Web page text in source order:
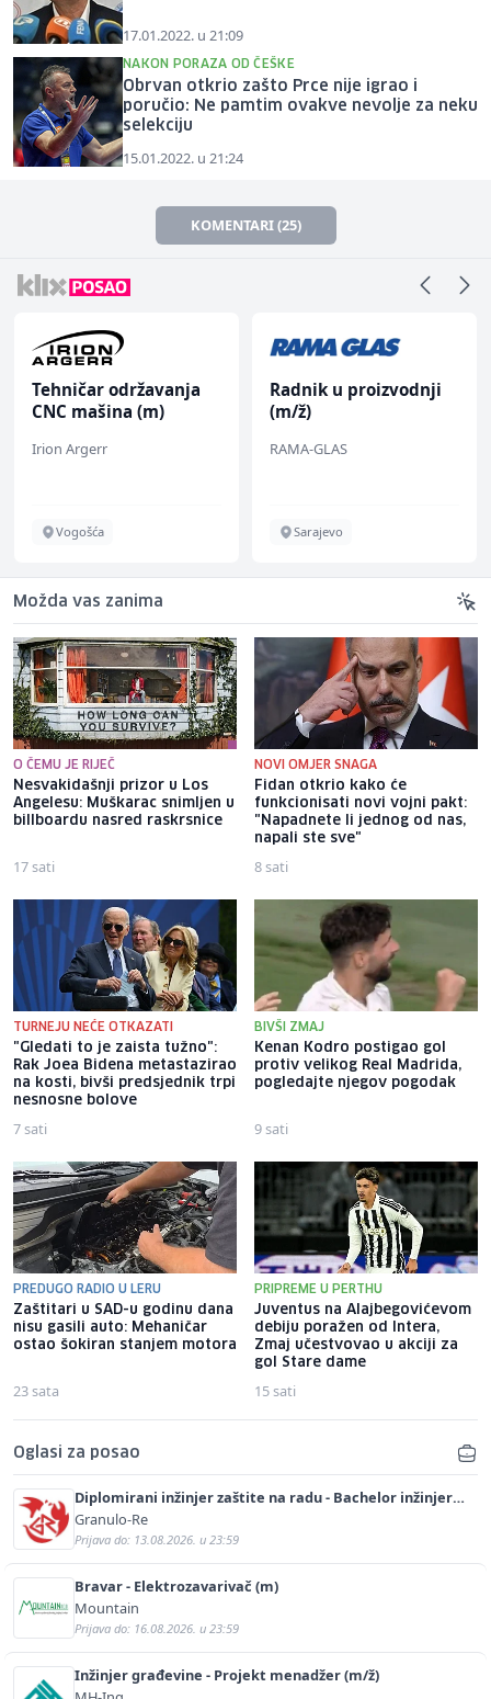
17.01.2022. u 21:09
NAKON PORAZA OD ČEŠKE
Obrvan otkrio zašto Prce nije igrao i
poručio: Ne pamtim ovakve nevolje za neku
selekciju
15.01.2022. u 21:24
KOMENTARI (25)
Tehničar održavanja
CNC mašina (m)
Irion Argerr
Vogošća
Radnik u proizvodnji
(m/ž)
RAMA-GLAS
Sarajevo
Možda vas zanima
O ČEMU JE RIJEČ
Nesvakidašnji prizor u Los
Angelesu: Muškarac snimljen u
billboardu nasred raskrsnice
17 sati
NOVI OMJER SNAGA
Fidan otkrio kako će
funkcionisati novi vojni pakt:
"Napadnete li jednog od nas,
napali ste sve"
8 sati
TURNEJU NEĆE OTKAZATI
"Gledati to je zaista tužno":
Rak Joea Bidena metastazirao
na kosti, bivši predsjednik trpi
nesnosne bolove
7 sati
BIVŠI ZMAJ
Kenan Kodro postigao gol
protiv velikog Real Madrida,
pogledajte njegov pogodak
9 sati
PREDUGO RADIO U LERU
Zaštitari u SAD-u godinu dana
nisu gasili auto: Mehaničar
ostao šokiran stanjem motora
23 sata
PRIPREME U PERTHU
Juventus na Alajbegovićevom
debiju poražen od Intera,
Zmaj učestvovao u akciji za
gol Stare dame
15 sati
Oglasi za posao
Diplomirani inžinjer zaštite na radu - Bachelor inžinjer
sigurnosti i pomoći (m/ž)
Granulo-Re
Prijava do: 13.08.2026. u 23:59
Bravar - Elektrozavarivač (m)
Mountain
Prijava do: 16.08.2026. u 23:59
Inžinjer građevine - Projekt menadžer (m/ž)